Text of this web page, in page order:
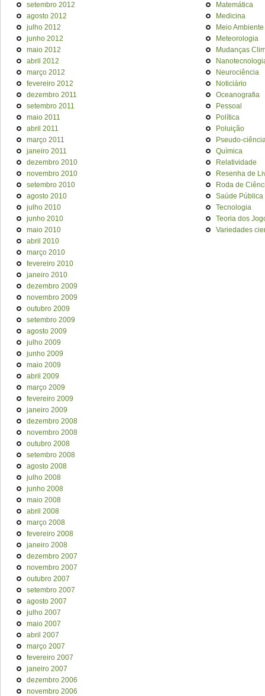
setembro 2012
agosto 2012
julho 2012
junho 2012
maio 2012
abril 2012
março 2012
fevereiro 2012
dezembro 2011
setembro 2011
maio 2011
abril 2011
março 2011
janeiro 2011
dezembro 2010
novembro 2010
setembro 2010
agosto 2010
julho 2010
junho 2010
maio 2010
abril 2010
março 2010
fevereiro 2010
janeiro 2010
dezembro 2009
novembro 2009
outubro 2009
setembro 2009
agosto 2009
julho 2009
junho 2009
maio 2009
abril 2009
março 2009
fevereiro 2009
janeiro 2009
dezembro 2008
novembro 2008
outubro 2008
setembro 2008
agosto 2008
julho 2008
junho 2008
maio 2008
abril 2008
março 2008
fevereiro 2008
janeiro 2008
dezembro 2007
novembro 2007
outubro 2007
setembro 2007
agosto 2007
julho 2007
maio 2007
abril 2007
março 2007
fevereiro 2007
janeiro 2007
dezembro 2006
novembro 2006
Matemática
Medicina
Meio Ambiente
Meteorologia
Mudanças
Neurociência
Noticiário
Oceanografia
Pessoal
Política
Poluição
Pseudo-
Química
Relatividade
Resenha de
Roda de
Saúde Pública
Tecnologia
Teoria dos
Variedades